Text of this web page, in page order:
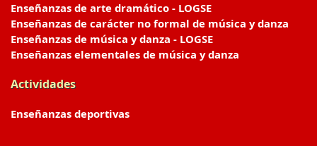
Enseñanzas de arte dramático - LOGSE
Enseñanzas de carácter no formal de música y danza
Enseñanzas de música y danza - LOGSE
Enseñanzas elementales de música y danza
Actividades
Enseñanzas deportivas